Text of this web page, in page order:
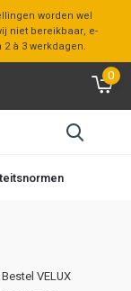
worden wel
niet bereikbaar, e-
à 3 werkdagen.
0
VELUX